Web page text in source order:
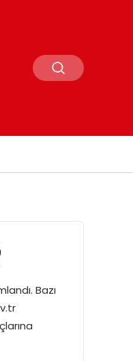
Bazı